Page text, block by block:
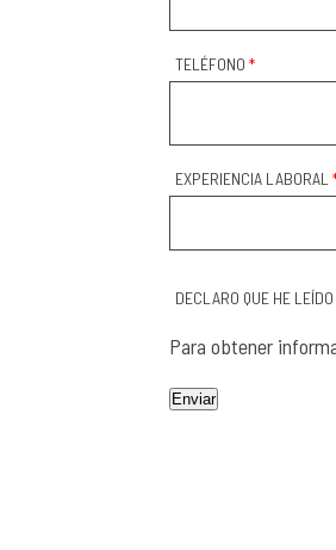
TELÉFONO *
EXPERIENCIA LABORAL
DECLARO QUE HE
Para obtener